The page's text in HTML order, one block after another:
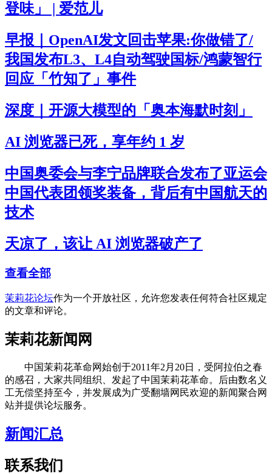
登味」 | 爱范儿
早报｜OpenAI发文回击苹果:你做错了/
我国发布L3、L4自动驾驶国标/鸿蒙智行
回应「竹知了」事件
深度｜开源大模型的「奥本海默时刻」
AI 浏览器已死，享年约 1 岁
中国奥委会与李宁品牌联合发布了亚运会
中国代表团领奖装备，背后有中国航天的
技术
天凉了，该让 AI 浏览器破产了
查看全部
茉莉花论坛作为一个开放社区，允许您发表任何符合社区规定
的文章和评论。
茉莉花新闻网
中国茉莉花革命网始创于2011年2月20日，受阿拉伯之春
的感召，大家共同组织、发起了中国茉莉花革命。后由数名义
工无偿坚持至今，并发展成为广受翻墙网民欢迎的新闻聚合网
站并提供论坛服务。
新闻汇总
联系我们